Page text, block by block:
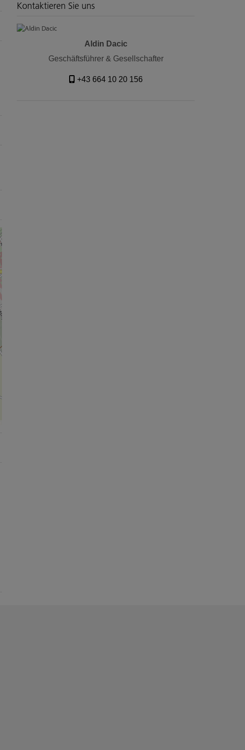
Kontaktieren Sie uns
Aldin Dacic
Geschäftsführer & Gesellschafter
+43 664 10 20 156